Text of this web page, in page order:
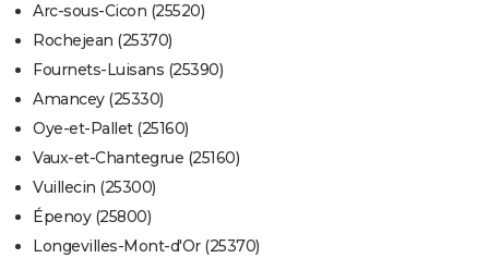
Arc-sous-Cicon (25520)
Rochejean (25370)
Fournets-Luisans (25390)
Amancey (25330)
Oye-et-Pallet (25160)
Vaux-et-Chantegrue (25160)
Vuillecin (25300)
Épenoy (25800)
Longevilles-Mont-d'Or (25370)